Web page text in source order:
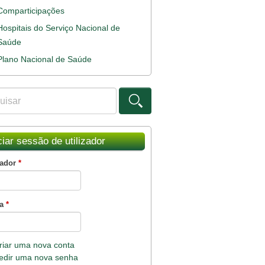
do Serviço Nacional de
Nacional de Saúde
de procura
sessão de utilizador
*
*
uma nova conta
uma nova senha